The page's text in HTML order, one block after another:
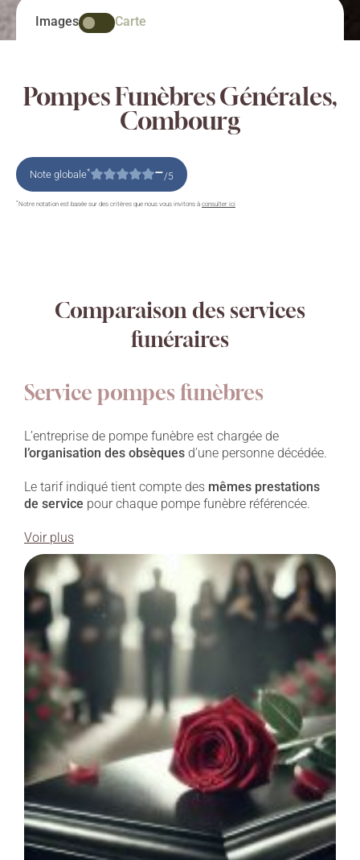
Images Carte
Pompes Funèbres Générales,
Combourg
Note globale* –/5
*Notre notation est basée sur des critères que nous vous invitons à consulter ici
Comparaison des services
funéraires
Service pompes funèbres
L’entreprise de pompe funèbre est chargée de
l’organisation des obsèques d’une personne décédée.
Le tarif indiqué tient compte des mêmes prestations
de service pour chaque pompe funèbre référencée.
Voir plus